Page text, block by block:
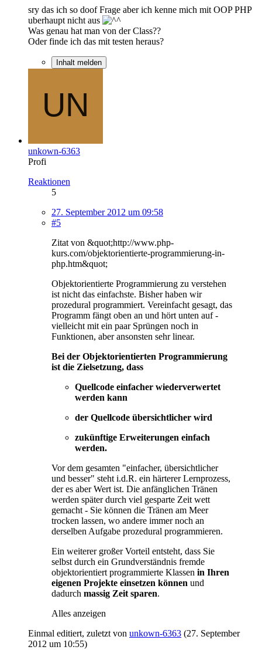
sry das ich so doof Frage aber ich kenne mich mit OOP PHP
uberhaupt nicht aus
Was genau hat man von der Class??
Oder finde ich das mit testen heraus?
Inhalt melden
unkown-6363
Profi
Reaktionen
5
27. September 2012 um 09:58
#5
Zitat von &quot;http://www.php-
kurs.com/objektorientierte-programmierung-in-
php.htm&quot;
Objektorientierte Programmierung zu verstehen
ist nicht das einfachste. Bisher haben wir
prozedural programmiert. Vereinfacht gesagt, das
Programm fängt oben an und hört unten auf -
vielleicht mit ein paar Sprüngen noch in
Funktionen, aber ansonsten sehr linear.
Bei der Objektorientierten Programmierung
ist die Zielsetzung, dass
Quellcode einfacher wiederverwertet
werden kann
der Quellcode übersichtlicher wird
zukünftige Erweiterungen einfach
werden.
Vor dem gesamten "einfacher, übersichtlicher
und besser" steht i.d.R. ein härterer Lernprozess,
der es aber Wert ist. Die anfänglichen Tränen
werden später durch viel gesparte Zeit wett
gemacht - Sie können die Tränen am Meer
trocken lassen, wo andere immer noch an
derselben Aufgabe prozedural programmieren.
Ein weiterer großer Vorteil entsteht, dass Sie
selbst durch ein Grundverständnis fremde
objektorientiert programmierte Klassen in Ihren
eigenen Projekte einsetzen können und
dadurch massig Zeit sparen.
Alles anzeigen
Einmal editiert, zuletzt von unkown-6363 (27. September
2012 um 10:55)